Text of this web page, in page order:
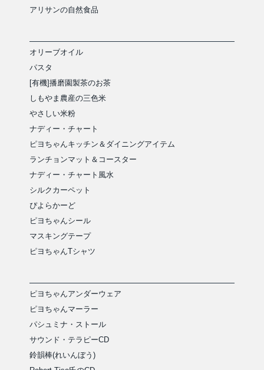
アリサンの自然食品
オリーブオイル
パスタ
[有機]播磨園製茶のお茶
しもやま農産の三色米
やさしい米粉
ナディー・チャート
ピヨちゃんキッチン＆ダイニングアイテム
ランチョンマット＆コースター
ナディー・チャート風水
シルクカーペット
ぴよらかーど
ピヨちゃんシール
マスキングテープ
ピヨちゃんTシャツ
ピヨちゃんアンダーウェア
ピヨちゃんマーラー
パシュミナ・ストール
サウンド・テラピーCD
鈴韻棒(れいんぼう)